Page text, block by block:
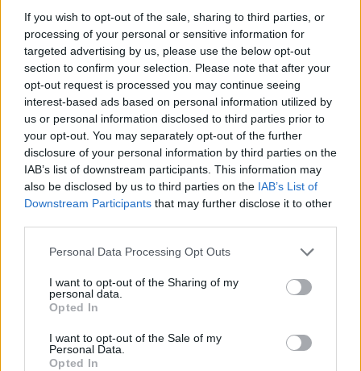
If you wish to opt-out of the sale, sharing to third parties, or
processing of your personal or sensitive information for
targeted advertising by us, please use the below opt-out
section to confirm your selection. Please note that after your
opt-out request is processed you may continue seeing
interest-based ads based on personal information utilized by
us or personal information disclosed to third parties prior to
your opt-out. You may separately opt-out of the further
disclosure of your personal information by third parties on the
IAB’s list of downstream participants. This information may
also be disclosed by us to third parties on the IAB’s List of
Downstream Participants that may further disclose it to other
Please note that this website/app uses one or more Google
not limited to your visit or usage behaviour. You may click to
grant or deny consent to Google and its third-party tags to
use your data for below specified purposes in below Google
consent section.
Personal Data Processing Opt Outs
I want to opt-out of the Sharing of my
personal data.
Opted In
I want to opt-out of the Sale of my
Personal Data.
Opted In
Φτάνοντας στοΒαθυαβάλιθα δείτε μια παραλία που
θα σας θυμίσει την εξωτική πλευρά της γειτονικής
Λευκάδας. Τα κρυστάλλινα νερά του Ιονίου
συνδυάζονται με το ψιλό βοτσαλάκι και το παρθένο
καταπράσινο τοπίο. Η παραλία είναι εν μέρει
Τα τελευταία χρόνια, έστω και μια μικρή δυσκολία, ο
δρόμος για την παραλία είναι προσβάσιμος. Δείτε
Δείτε το Βαθυαβάλι στο βίντεο